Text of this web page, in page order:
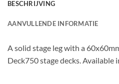
BESCHRIJVING
AANVULLENDE INFORMATIE
A solid stage leg with a
Deck750 stage decks.